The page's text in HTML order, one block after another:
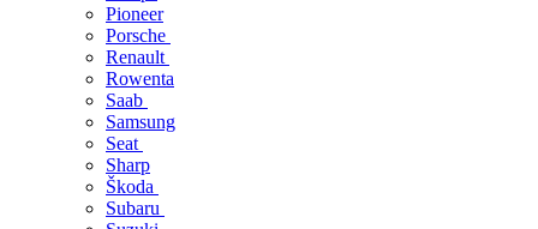
Pioneer
Porsche
Renault
Rowenta
Saab
Samsung
Seat
Sharp
Škoda
Subaru